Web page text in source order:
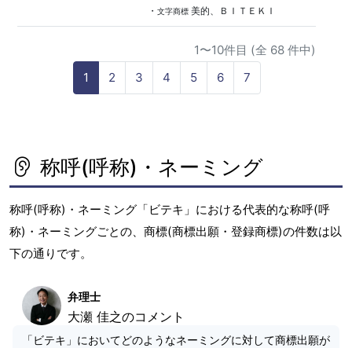
・ 文字商標美的、ＢＩＴＥＫＩ
1〜10件目 (全 68 件中)
1
2 3 4 5 6 7
称呼(呼称)・ネーミング
称呼(呼称)・ネーミング「ビテキ」における代表的な称呼(呼
称)・ネーミングごとの、商標(商標出願・登録商標)の件数は以
下の通りです。
弁理士
大瀬 佳之のコメント
「ビテキ」においてどのようなネーミングに対して商標出願が